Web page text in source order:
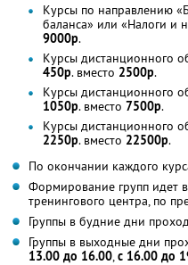
Курсы по направлению
баланса» или «Налоги и
9000р.
Курсы дистанционного
450р. вместо 2500р.
Курсы дистанционного
1050р. вместо 7500р.
Курсы дистанционного
2250р. вместо 22500р.
По окончании каждого
Формирование групп идет
тренингового центра, по
Группы в будние дни
Группы в выходные дни
13.00 до 16.00,с 16.00 до